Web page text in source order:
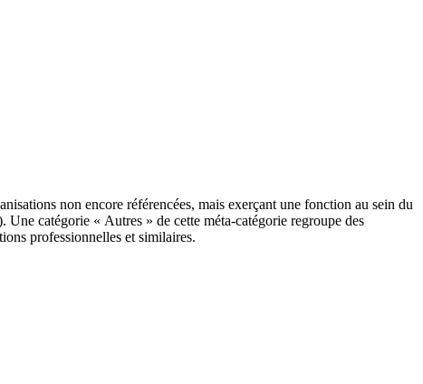
non encore référencées, mais exerçant une fonction au sein du
Une catégorie « Autres » de cette méta-catégorie regroupe des
professionnelles et similaires.